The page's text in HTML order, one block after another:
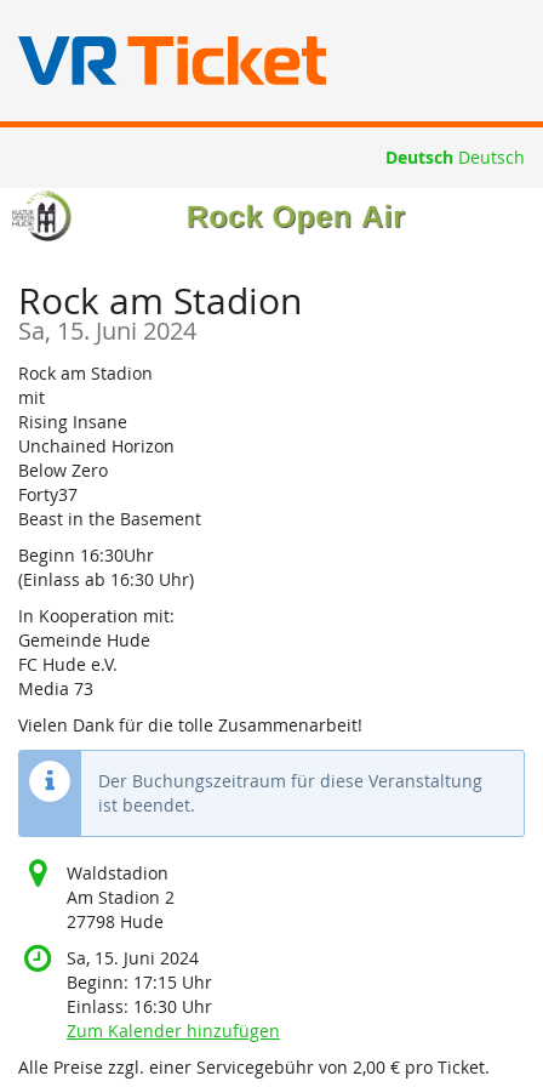
Inhalt
springen
Deutsch Deutsch
Rock am Stadion
Sa, 15. Juni 2024
Rock am Stadion
mit
Rising Insane
Unchained Horizon
Below Zero
Forty37
Beast in the Basement
Beginn 16:30Uhr
(Einlass ab 16:30 Uhr)
In Kooperation mit:
Gemeinde Hude
FC Hude e.V.
Media 73
Vielen Dank für die tolle Zusammenarbeit!
Der Buchungszeitraum für diese Veranstaltung
ist beendet.
Waldstadion
Am Stadion 2
27798 Hude
Sa, 15. Juni 2024
Beginn: 17:15 Uhr
Einlass: 16:30 Uhr
Zum Kalender hinzufügen
Alle Preise zzgl. einer Servicegebühr von 2,00 € pro Ticket.